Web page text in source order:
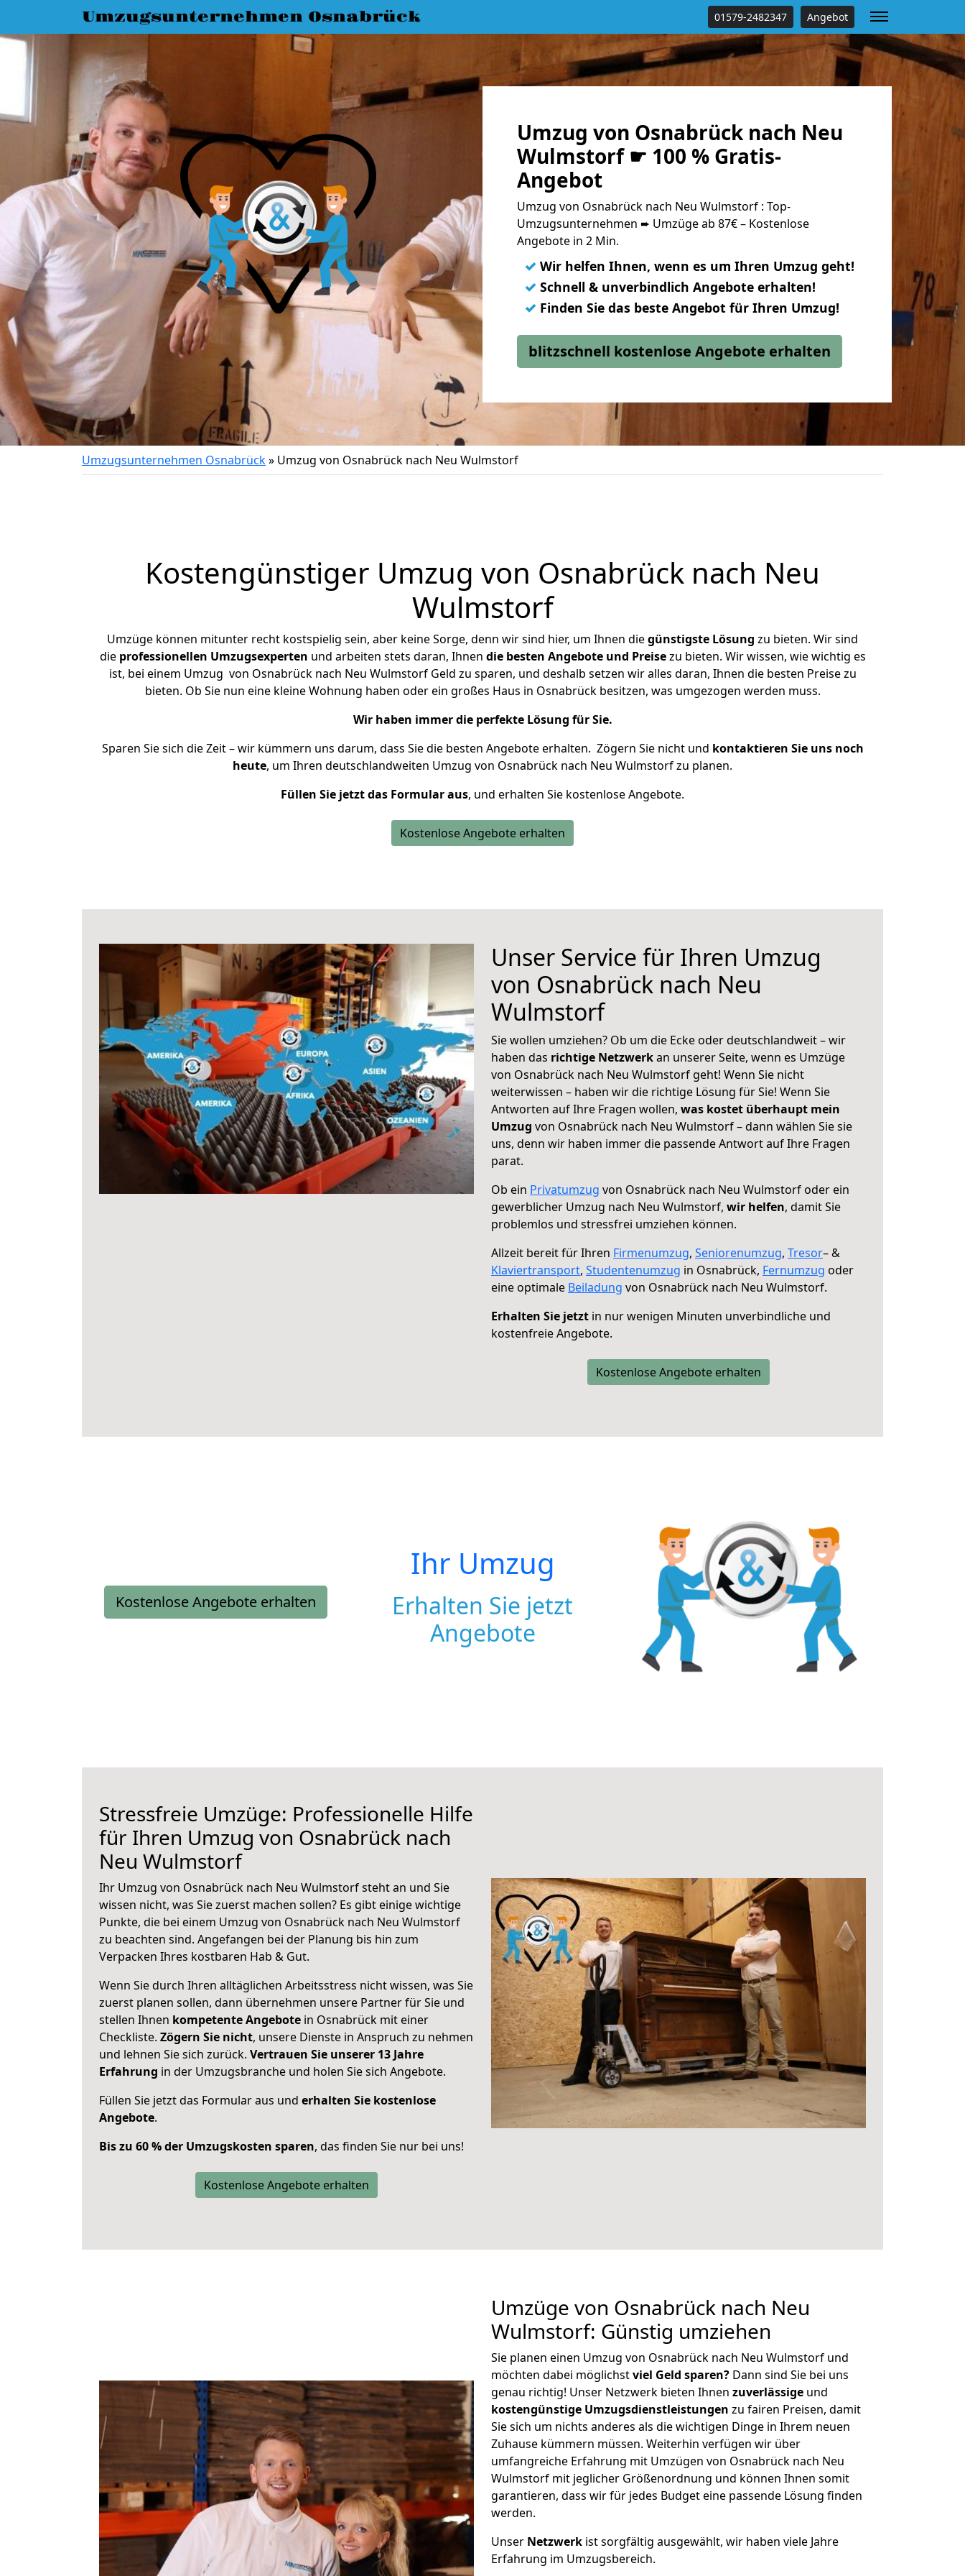
Umzugsunternehmen Osnabrück 01579-2482347 Angebot
Umzug von Osnabrück nach Neu
Wulmstorf ☛ 100 % Gratis-
Angebot
Umzug von Osnabrück nach Neu Wulmstorf : Top-
Umzugsunternehmen ➨ Umzüge ab 87€ – Kostenlose
Angebote in 2 Min.
✓ Wir helfen Ihnen, wenn es um Ihren Umzug geht!
✓ Schnell & unverbindlich Angebote erhalten!
✓ Finden Sie das beste Angebot für Ihren Umzug!
blitzschnell kostenlose Angebote erhalten
Umzugsunternehmen Osnabrück» Umzug von Osnabrück nach Neu Wulmstorf
Kostengünstiger Umzug von Osnabrück nach Neu
Wulmstorf
Umzüge können mitunter recht kostspielig sein, aber keine Sorge, denn wir sind hier, um Ihnen diegünstigste Lösung zu bieten. Wir sind
die professionellen Umzugsexperten und arbeiten stets daran, Ihnen die besten Angebote und Preisezu bieten. Wir wissen, wie wichtig es
ist, bei einem Umzug von Osnabrück nach Neu Wulmstorf Geld zu sparen, und deshalb setzen wir alles daran, Ihnen die besten Preise zu
bieten. Ob Sie nun eine kleine Wohnung haben oder ein großes Haus in Osnabrück besitzen, was umgezogen werden muss.
Wir haben immer die perfekte Lösung für Sie.
Sparen Sie sich die Zeit – wir kümmern uns darum, dass Sie die besten Angebote erhalten. Zögern Sie nicht und kontaktieren Sie uns noch
heute, um Ihren deutschlandweiten Umzug von Osnabrück nach Neu Wulmstorf zu planen.
Füllen Sie jetzt das Formular aus, und erhalten Sie kostenlose Angebote.
Kostenlose Angebote erhalten
Unser Service für Ihren Umzug
von Osnabrück nach Neu
Wulmstorf
Sie wollen umziehen? Ob um die Ecke oder deutschlandweit – wir
haben das richtige Netzwerkan unserer Seite, wenn es Umzüge
von Osnabrück nach Neu Wulmstorf geht! Wenn Sie nicht
weiterwissen – haben wir die richtige Lösung für Sie! Wenn Sie
Antworten auf Ihre Fragen wollen, was kostet überhaupt mein
Umzug von Osnabrück nach Neu Wulmstorf – dann wählen Sie sie
uns, denn wir haben immer die passende Antwort auf Ihre Fragen
parat.
Ob ein Privatumzug von Osnabrück nach Neu Wulmstorf oder ein
gewerblicher Umzug nach Neu Wulmstorf, wir helfen, damit Sie
problemlos und stressfrei umziehen können.
Allzeit bereit für Ihren Firmenumzug, Seniorenumzug, Tresor– &
Klaviertransport, Studentenumzug in Osnabrück, Fernumzug oder
eine optimale Beiladung von Osnabrück nach Neu Wulmstorf.
Erhalten Sie jetzt in nur wenigen Minuten unverbindliche und
kostenfreie Angebote.
Kostenlose Angebote erhalten
Kostenlose Angebote erhalten
Ihr Umzug
Erhalten Sie jetzt
Angebote
Stressfreie Umzüge: Professionelle Hilfe
für Ihren Umzug von Osnabrück nach
Neu Wulmstorf
Ihr Umzug von Osnabrück nach Neu Wulmstorf steht an und Sie
wissen nicht, was Sie zuerst machen sollen? Es gibt einige wichtige
Punkte, die bei einem Umzug von Osnabrück nach Neu Wulmstorf
zu beachten sind. Angefangen bei der Planung bis hin zum
Verpacken Ihres kostbaren Hab & Gut.
Wenn Sie durch Ihren alltäglichen Arbeitsstress nicht wissen, was Sie
zuerst planen sollen, dann übernehmen unsere Partner für Sie und
stellen Ihnen kompetente Angebote in Osnabrück mit einer
Checkliste. Zögern Sie nicht, unsere Dienste in Anspruch zu nehmen
und lehnen Sie sich zurück. Vertrauen Sie unserer 13 Jahre
Erfahrung in der Umzugsbranche und holen Sie sich Angebote.
Füllen Sie jetzt das Formular aus und erhalten Sie kostenlose
Angebote.
Bis zu 60 % der Umzugskosten sparen, das finden Sie nur bei uns!
Kostenlose Angebote erhalten
Umzüge von Osnabrück nach Neu
Wulmstorf: Günstig umziehen
Sie planen einen Umzug von Osnabrück nach Neu Wulmstorf und
möchten dabei möglichstviel Geld sparen? Dann sind Sie bei uns
genau richtig! Unser Netzwerk bieten Ihnen zuverlässige und
kostengünstige Umzugsdienstleistungen zu fairen Preisen, damit
Sie sich um nichts anderes als die wichtigen Dinge in Ihrem neuen
Zuhause kümmern müssen. Weiterhin verfügen wir über
umfangreiche Erfahrung mit Umzügen von Osnabrück nach Neu
Wulmstorf mit jeglicher Größenordnung und können Ihnen somit
garantieren, dass wir für jedes Budget eine passende Lösung finden
werden.
Unser Netzwerk ist sorgfältig ausgewählt, wir haben viele Jahre
Erfahrung im Umzugsbereich.